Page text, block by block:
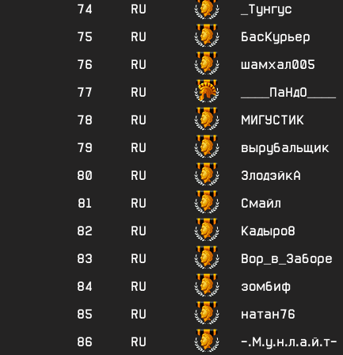
74
RU _Тунгус
75
RU БасКурьер
76
RU шамхал005
77
RU ____ПаНдО____
78
RU МИГУСТИК
79
RU вырубальщик
80
RU ЗлодэйкА
81
RU Смайл
82
RU Кадыро8
83
RU Вор_в_Заборе
84
RU зомбиф
85
RU натан76
86
RU -.М.у.н.л.а.й.т-